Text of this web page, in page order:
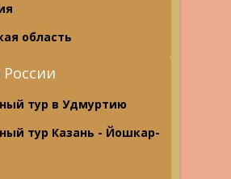
область
тур в Удмуртию
тур Казань - Йошкар-